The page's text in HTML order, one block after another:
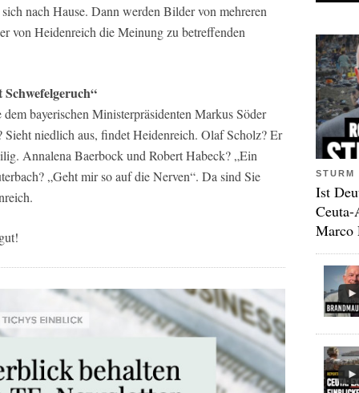
nach Hause. Dann werden Bilder von mehreren
von Heidenreich die Meinung zu betreffenden
bayerischen Ministerpräsidenten Markus Söder
niedlich aus, findet Heidenreich. Olaf Scholz? Er
Annalena Baerbock und Robert Habeck? „Ein
„Geht mir so auf die Nerven“. Da sind Sie
STURM
Ist
Marco